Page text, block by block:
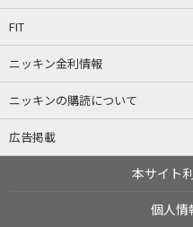
FIT
ニッキン金利情報
ニッキンの購読について
広告掲載
本サイト
個人情